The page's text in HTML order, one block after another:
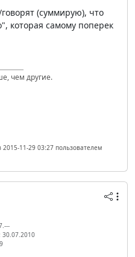
(суммирую), что
которая самому поперек
чем другие.
2015-11-29 03:27 пользователем
30.07.2010